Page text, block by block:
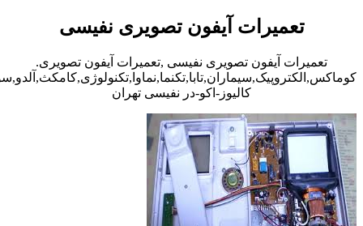
تعمیرات آیفون تصویری نفیسی
تعمیرات آیفون تصویری نفیسی ,تعمیرات آیفون تصویری.
کالیوز-اکو-در نفیسی تهران